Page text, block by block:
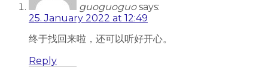
guoguoguo says:
25. January 2022 at 12:49
终于找回来啦，还可以听好开心。
Reply